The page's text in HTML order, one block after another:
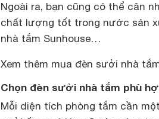
Ngoài ra, bạn cũng có thể cân
chất lượng tốt trong nước sản
nhà tắm Sunhouse…
Xem thêm mua đèn sưởi nhà
Chọn đèn sưởi nhà tắm phù
Mỗi diện tích phòng tắm cần